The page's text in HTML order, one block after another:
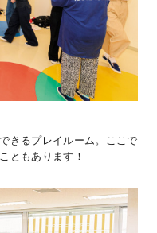
きるプレイルーム。ここで
ともあります！